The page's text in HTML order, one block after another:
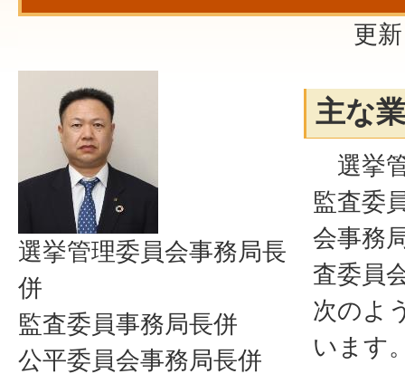
更
選挙管理委員会事務局長
併
監査委員事務局長併
公平委員会事務局長併
主な
選挙
監査委
会事務
査委員
次のよ
います